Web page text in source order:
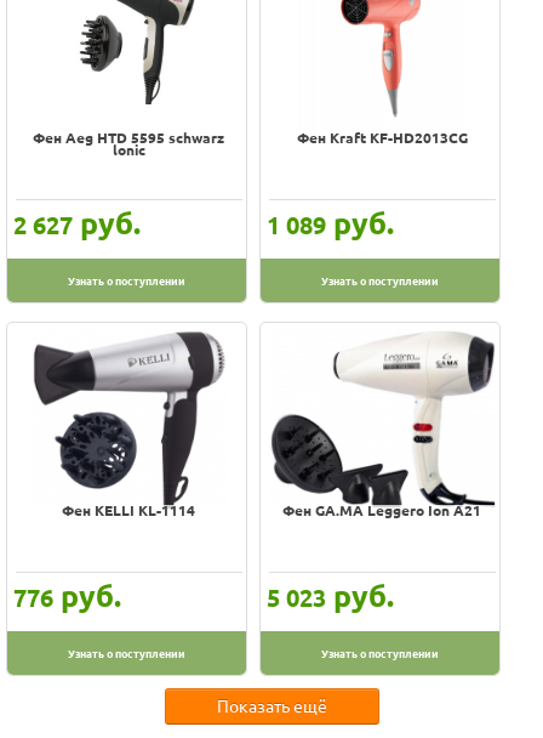
Фен Aeg HTD 5595 schwarz
lonic
2 627 руб.
Узнать о поступлении
Фен Kraft KF-HD2013CG
1 089 руб.
Узнать о поступлении
Фен KELLI KL-1114
776 руб.
Узнать о поступлении
Фен GA.MA Leggero Ion A21
5 023 руб.
Узнать о поступлении
Показать ещё